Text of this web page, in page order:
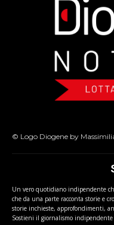
© Logo Diogene by
Un vero quotidiano indipendente
che da una parte racconta storie e
storie inchieste, approfondimenti,
Sostieni il giornalismo